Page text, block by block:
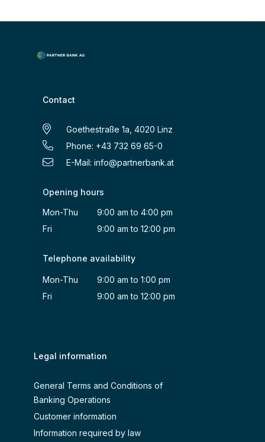
Contact
Goethestraße 1a, 4020 Linz
Phone: +43 732 69 65-0
E-Mail: info@partnerbank.at
Opening hours
Mon-Thu 9:00 am to 4:00 pm
Fri 9:00 am to 12:00 pm
Telephone availability
Mon-Thu 9:00 am to 1:00 pm
Fri 9:00 am to 12:00 pm
Legal information
General Terms and Conditions of
Banking Operations
Customer information
Information required by law